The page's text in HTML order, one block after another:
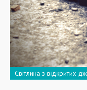
Світлина з відкритих